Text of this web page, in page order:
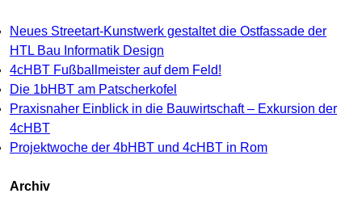
Neues Streetart-Kunstwerk gestaltet die Ostfassade der
HTL Bau Informatik Design
4cHBT Fußballmeister auf dem Feld!
Die 1bHBT am Patscherkofel
Praxisnaher Einblick in die Bauwirtschaft – Exkursion der
4cHBT
Projektwoche der 4bHBT und 4cHBT in Rom
Archiv